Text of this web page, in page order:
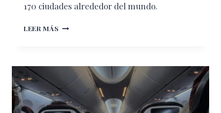
170 ciudades alrededor del mundo.
LEER MÁS LA
ESTÁ
EL
RANKING
DE